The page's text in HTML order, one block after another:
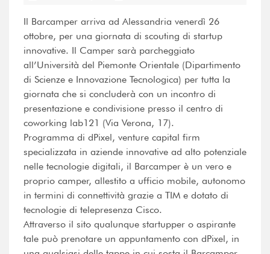
Il Barcamper arriva ad Alessandria venerdì 26
ottobre, per una giornata di scouting di startup
innovative. Il Camper sarà parcheggiato
all’Università del Piemonte Orientale (Dipartimento
di Scienze e Innovazione Tecnologica) per tutta la
giornata che si concluderà con un incontro di
presentazione e condivisione presso il centro di
coworking lab121 (Via Verona, 17).
Programma di dPixel, venture capital firm
specializzata in aziende innovative ad alto potenziale
nelle tecnologie digitali, il Barcamper è un vero e
proprio camper, allestito a ufficio mobile, autonomo
in termini di connettività grazie a TIM e dotato di
tecnologie di telepresenza Cisco.
Attraverso il sito qualunque startupper o aspirante
tale può prenotare un appuntamento con dPixel, in